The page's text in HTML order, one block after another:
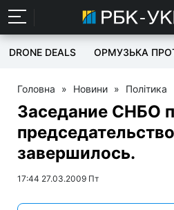
DRONE DEALS ОРМУЗЬКА
Головна » Новини » Політика
Заседание СНБО
завершилось.
17:44 27.03.2009 Пт